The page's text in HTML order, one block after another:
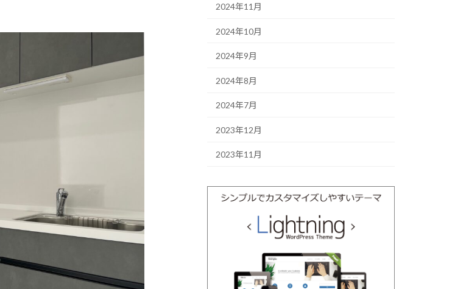
2024年11月
2024年10月
2024年9月
2024年8月
2024年7月
2023年12月
2023年11月